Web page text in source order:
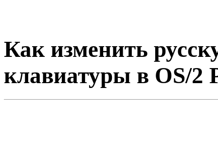
Как изменить
клавиатуры в OS/2